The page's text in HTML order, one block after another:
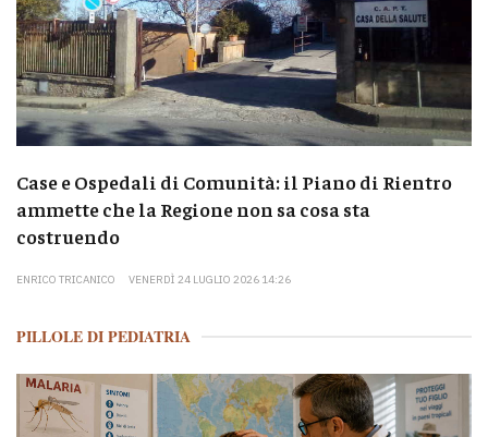
Case e Ospedali di Comunità: il Piano di Rientro
ammette che la Regione non sa cosa sta
costruendo
ENRICO TRICANICO VENERDÌ 24 LUGLIO 2026 14:26
PILLOLE DI PEDIATRIA